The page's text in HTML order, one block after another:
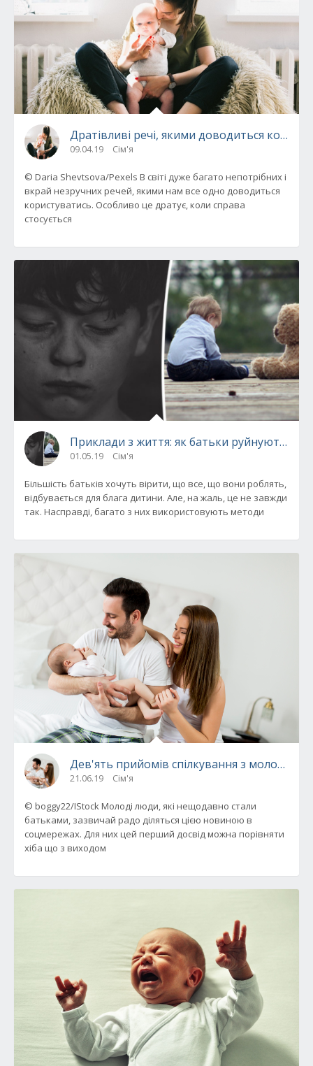
Дратівливі речі, якими доводиться
09.04.19 Сім'я
© Daria Shevtsova/Pexels В світі дуже багато непотрібних і
вкрай незручних речей, якими нам все одно доводиться
користуватись. Особливо це дратує, коли справа
стосується
Приклади з життя: як батьки руйнують
01.05.19 Сім'я
Більшість батьків хочуть вірити, що все, що вони роблять,
відбувається для блага дитини. Але, на жаль, це не завжди
так. Насправді, багато з них використовують методи
Дев'ять прийомів спілкування з молодими
21.06.19 Сім'я
© boggy22/IStock Молоді люди, які нещодавно стали
батьками, зазвичай радо діляться цією новиною в
соцмережах. Для них цей перший досвід можна порівняти
хіба що з виходом